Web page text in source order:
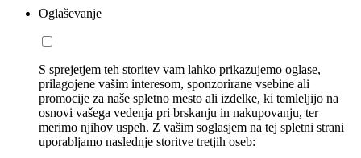
Oglaševanje
S sprejetjem teh storitev vam lahko prikazujemo oglase,
prilagojene vašim interesom, sponzorirane vsebine ali
promocije za naše spletno mesto ali izdelke, ki temleljijo na
osnovi vašega vedenja pri brskanju in nakupovanju, ter
merimo njihov uspeh. Z vašim soglasjem na tej spletni strani
uporabljamo naslednje storitve tretjih oseb: